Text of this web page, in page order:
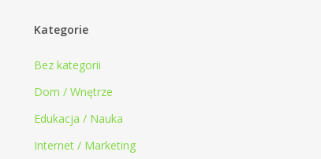
Kategorie
Bez kategorii
Dom / Wnętrze
Edukacja / Nauka
Internet / Marketing